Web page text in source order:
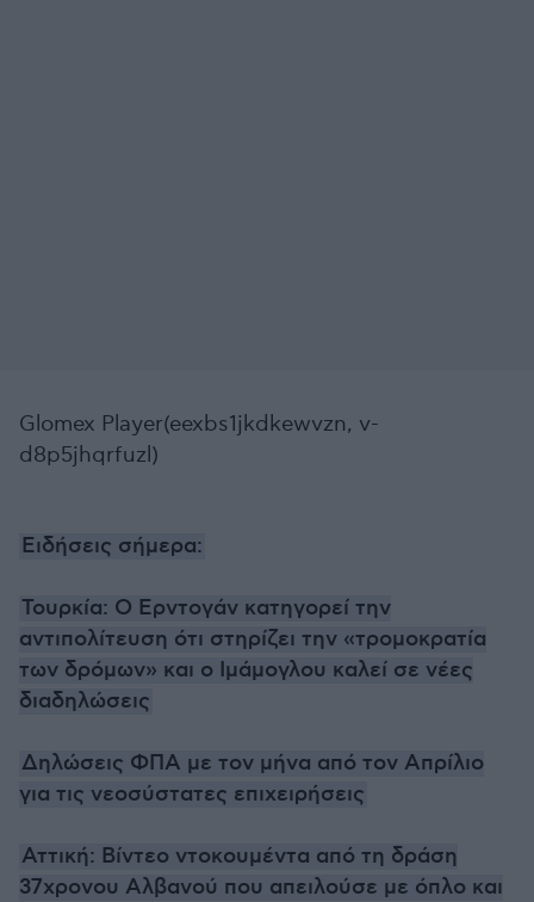
Glomex Player(eexbs1jkdkewvzn, v-
d8p5jhqrfuzl)
Ειδήσεις σήμερα:
Τουρκία: Ο Ερντογάν κατηγορεί την
αντιπολίτευση ότι στηρίζει την «τρομοκρατία
των δρόμων» και ο Ιμάμογλου καλεί σε νέες
διαδηλώσεις
Δηλώσεις ΦΠΑ με τον μήνα από τον Απρίλιο
για τις νεοσύστατες επιχειρήσεις
Αττική: Βίντεο ντοκουμέντα από τη δράση
37χρονου Αλβανού που απειλούσε με όπλο και